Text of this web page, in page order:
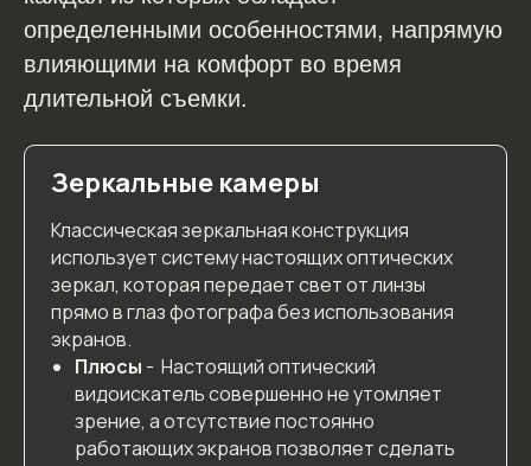
определенными особенностями, напрямую
влияющими на комфорт во время
длительной съемки.
Зеркальные камеры
Классическая зеркальная конструкция
использует систему настоящих оптических
зеркал, которая передает свет от линзы
прямо в глаз фотографа без использования
экранов.
Плюсы - Настоящий оптический
видоискатель совершенно не утомляет
зрение, а отсутствие постоянно
работающих экранов позволяет сделать